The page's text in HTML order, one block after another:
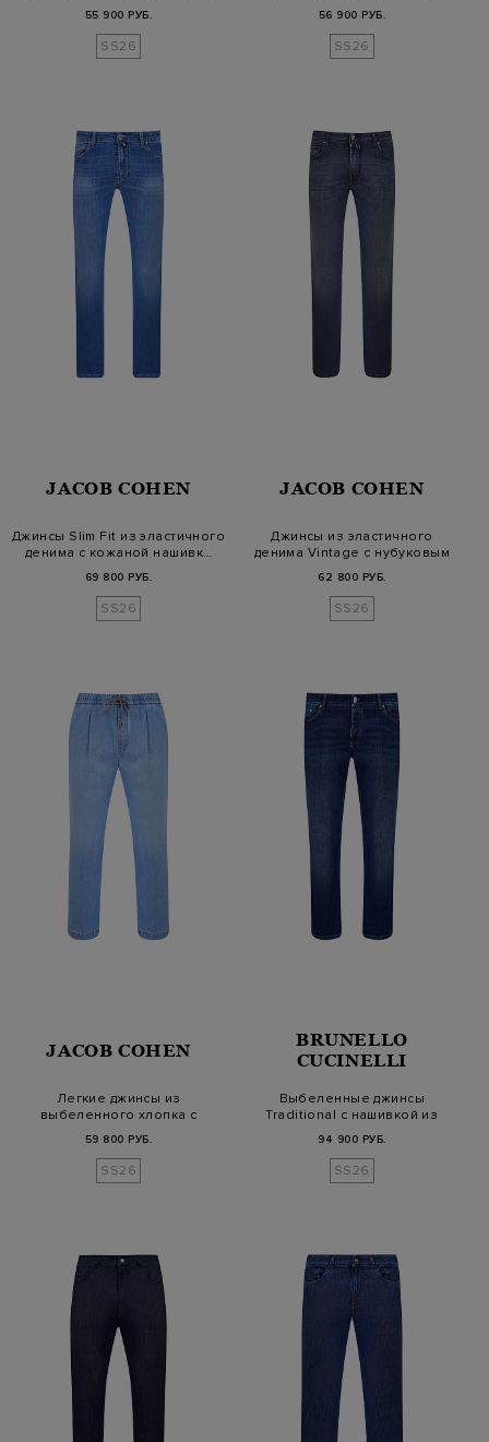
55 900 РУБ.
SS26
56 900 РУБ.
SS26
JACOB COHEN
Джинсы Slim Fit из эластичного
денима с кожаной нашивк…
69 800 РУБ.
SS26
JACOB COHEN
Джинсы из эластичного
денима Vintage с нубуковым
62 800 РУБ.
SS26
JACOB COHEN
Легкие джинсы из
выбеленного хлопка с
59 800 РУБ.
SS26
BRUNELLO
CUCINELLI
Выбеленные джинсы
Traditional с нашивкой из
94 900 РУБ.
SS26